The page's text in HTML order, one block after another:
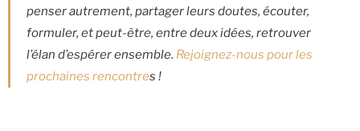
penser autrement, partager leurs doutes, écouter,
formuler, et peut-être, entre deux idées, retrouver
l’élan d’espérer ensemble. Rejoignez-nous pour les
prochaines rencontres !